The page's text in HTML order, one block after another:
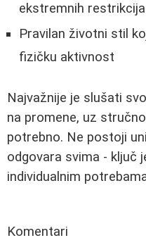
ekstremnih restrikcija
Pravilan životni stil
fizičku aktivnost
Najvažnije je slušati
na promene, uz
potrebno. Ne postoji
odgovara svima - ključ
individualnim
Komentari